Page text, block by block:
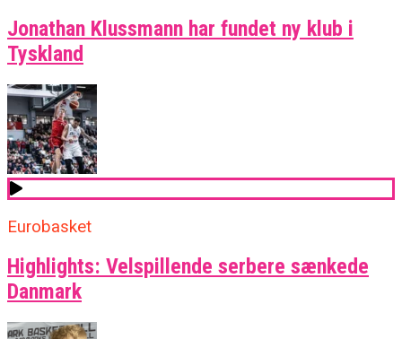
Jonathan Klussmann har fundet ny klub i
Tyskland
Eurobasket
Highlights: Velspillende serbere sænkede
Danmark